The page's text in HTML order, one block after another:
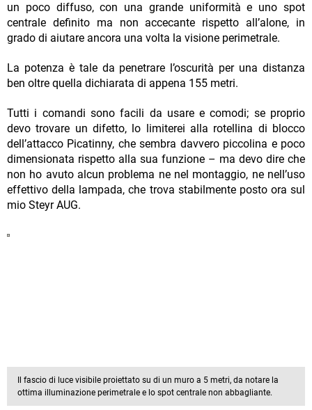
un poco diffuso, con una grande uniformità e uno spot
centrale definito ma non accecante rispetto all’alone, in
grado di aiutare ancora una volta la visione perimetrale.
La potenza è tale da penetrare l’oscurità per una distanza
ben oltre quella dichiarata di appena 155 metri.
Tutti i comandi sono facili da usare e comodi; se proprio
devo trovare un difetto, lo limiterei alla rotellina di blocco
dell’attacco Picatinny, che sembra davvero piccolina e poco
dimensionata rispetto alla sua funzione – ma devo dire che
non ho avuto alcun problema ne nel montaggio, ne nell’uso
effettivo della lampada, che trova stabilmente posto ora sul
mio Steyr AUG.
Il fascio di luce visibile proiettato su di un muro a 5 metri, da notare la
ottima illuminazione perimetrale e lo spot centrale non abbagliante.